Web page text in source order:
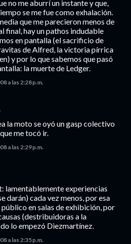
no me aburrí un instante y que,
se me fue como exhalación.
que me parecieron menos de
final, hay un pathos indudable
en pantalla (el sacrificio de
de Alfred, la victoria pírrica
y por lo que sabemos que pasó
la muerte de Ledger.
a las 2:28 p.m.
la moto se oyó un gasp colectivo
me tocó ir.
a las 2:29 p.m.
lamentablemente experiencias
darán) cada vez menos, por esa
en salas de exhibición, por
(destribuidoras a la
lo empezó Diezmartínez.
a las 2:35 p.m.